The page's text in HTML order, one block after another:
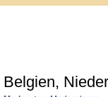
Belgien,